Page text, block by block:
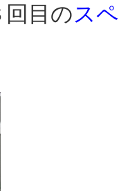
目のス